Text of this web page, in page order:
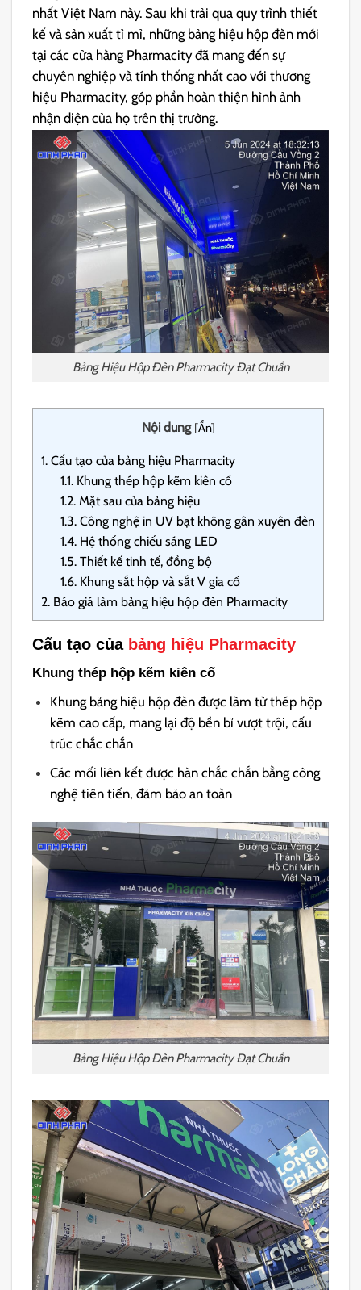
nhất Việt Nam này. Sau khi trải qua quy trình thiết
kế và sản xuất tỉ mỉ, những bảng hiệu hộp đèn mới
tại các cửa hàng Pharmacity đã mang đến sự
chuyên nghiệp và tính thống nhất cao với thương
hiệu Pharmacity, góp phần hoàn thiện hình ảnh
nhận diện của họ trên thị trường.
Bảng Hiệu Hộp Đèn Pharmacity Đạt Chuẩn
Nội dung [Ẩn]
1. Cấu tạo của bảng hiệu Pharmacity
1.1. Khung thép hộp kẽm kiên cố
1.2. Mặt sau của bảng hiệu
1.3. Công nghệ in UV bạt không gân xuyên đèn
1.4. Hệ thống chiếu sáng LED
1.5. Thiết kế tinh tế, đồng bộ
1.6. Khung sắt hộp và sắt V gia cố
2. Báo giá làm bảng hiệu hộp đèn Pharmacity
Cấu tạo của bảng hiệu Pharmacity
Khung thép hộp kẽm kiên cố
Khung bảng hiệu hộp đèn được làm từ thép hộp
kẽm cao cấp, mang lại độ bền bỉ vượt trội, cấu
trúc chắc chắn
Các mối liên kết được hàn chắc chắn bằng công
nghệ tiên tiến, đảm bảo an toàn
Bảng Hiệu Hộp Đèn Pharmacity Đạt Chuẩn